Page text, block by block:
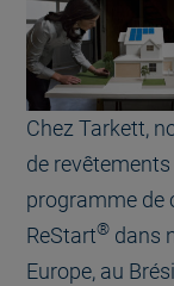
Chez Tarkett,
de
programme de
ReStart® dans
Europe, au